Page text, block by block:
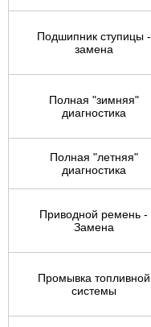
Подшипник ступицы -
замена
Полная "зимняя"
диагностика
Полная "летняя"
диагностика
Приводной ремень -
Замена
Промывка топливной
системы